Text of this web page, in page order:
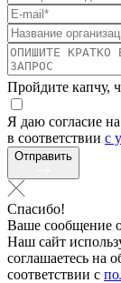
Пройдите капчу,
Я даю согласие
в соответствии с
Отправить
Спасибо!
Ваше сообщение
Наш сайт
соглашаетесь на
соответствии с